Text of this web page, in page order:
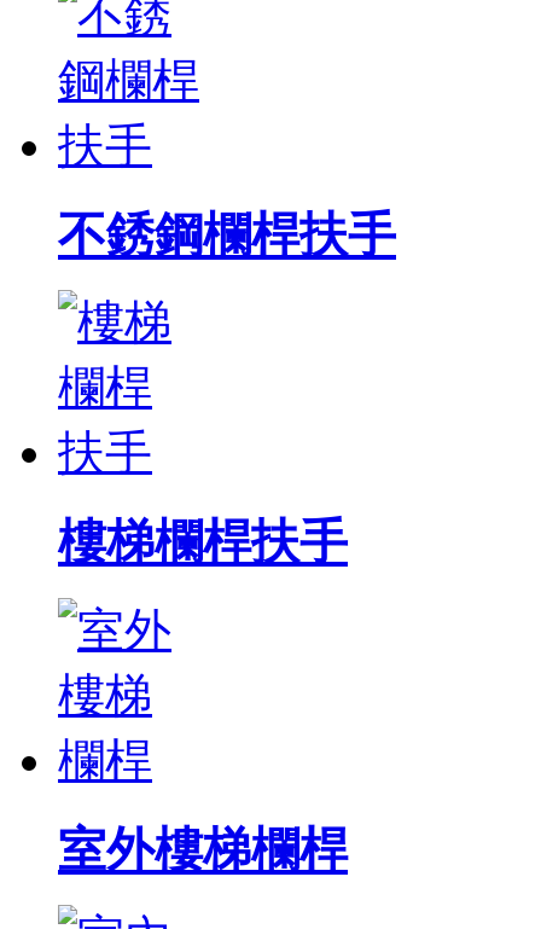
不銹鋼欄桿扶手
樓梯欄桿扶手
室外樓梯欄桿